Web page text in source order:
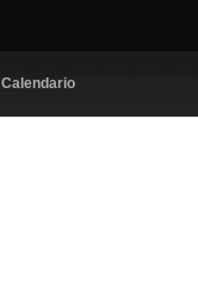
Calendario